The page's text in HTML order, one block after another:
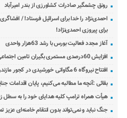
رونق چشمگیر صادرات کشاورزی از بندر امیرآباد
برای پیروزی احمدی‌نژاد!
آغاز مجدد فعالیت بورس با رشد 63هزار واحدی
افزایش 60درصدی مستمری بگیران تامین اجتماعی
افتتاح نیروگاه 6 مگاواتی خورشیدی در کجور مازندران
بقائی :آنچه ما مطالبه می‌کنیم، پایان اقدامات
هیأت همراه ترامپ کلیه هدایای خود را به سطل
جنگ نباید و نمی‌تواند بدون انتقام خامنه‌ای عزیز